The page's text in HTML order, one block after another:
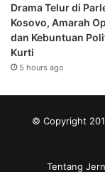
Drama Telur di
Kosovo, Amarah
dan Kebuntuan
Kurti
5 hours ago
© Copyright
Tentang